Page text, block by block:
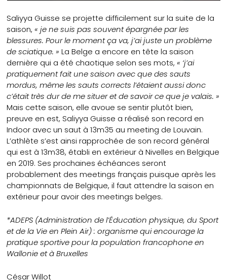
Saliyya Guisse se projette difficilement sur la suite de la
saison,« je ne suis pas souvent épargnée par les
blessures. Pour le moment ça va, j’ai juste un problème
de sciatique. » La Belge a encore en tête la saison
dernière qui a été chaotique selon ses mots,« ‘j’ai
pratiquement fait une saison avec que des sauts
mordus, même les sauts corrects l’étaient aussi donc
c’était très dur de me situer et de savoir ce que je valais. »
Mais cette saison, elle avoue se sentir plutôt bien,
preuve en est, Saliyya Guisse a réalisé son record en
Indoor avec un saut à 13m35 au meeting de Louvain.
L’athlète s’est ainsi rapprochée de son record général
qui est à 13m38, établi en extérieur à Nivelles en Belgique
en 2019. Ses prochaines échéances seront
probablement des meetings français puisque après les
championnats de Belgique, il faut attendre la saison en
extérieur pour avoir des meetings belges.
*ADEPS (Administration de l’Éducation physique, du Sport
et de la Vie en Plein Air) : organisme qui encourage la
pratique sportive pour la population francophone en
Wallonie et à Bruxelles
César Willot